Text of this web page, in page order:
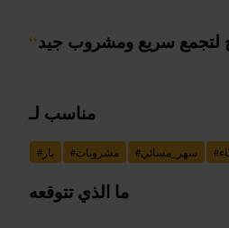
“لتجمع سريع ومشروب جيد
مناسب لـ
# بار #مشروبات #سهر_مسائي #
ما الذي تتوقعه